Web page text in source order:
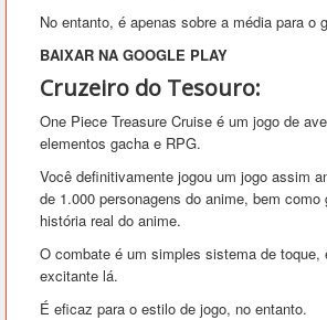
No entanto, é apenas sobre a média para o
BAIXAR NA GOOGLE PLAY
Cruzeiro do Tesouro:
One Piece Treasure Cruise é um jogo de
elementos gacha e RPG.
Você definitivamente jogou um jogo assim
de 1.000 personagens do anime, bem como
história real do anime.
O combate é um simples sistema de toque,
excitante lá.
É eficaz para o estilo de jogo, no entanto.